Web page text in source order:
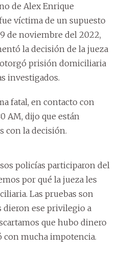
de Alex Enrique
víctima de un supuesto
de noviembre del 2022,
la decisión de la jueza
prisión domiciliaria
investigados.
fatal, en contacto con
AM, dijo que están
con la decisión.
policías participaron del
por qué la jueza les
Las pruebas son
dieron ese privilegio a
que hubo dinero
con mucha impotencia.